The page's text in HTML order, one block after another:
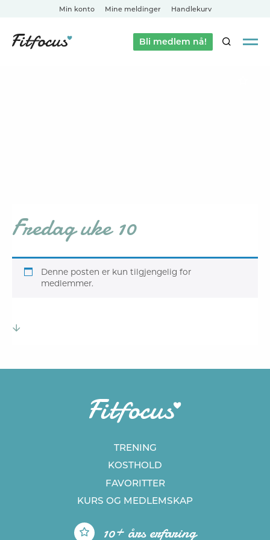
Min konto Mine meldinger Handlekurv
Bli medlem nå!SØK
Fredag uke 10
Denne posten er kun tilgjengelig for
medlemmer.
TRENING
KOSTHOLD
FAVORITTER
KURS OG MEDLEMSKAP
10+ års erfaring